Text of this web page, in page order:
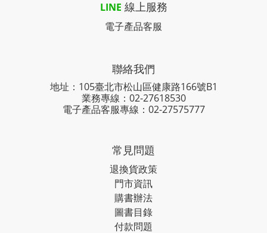
LINE 線上服務
電子產品客服
聯絡我們
地址：105臺北市松山區健康路166號B1
業務專線： 02-27618530
電子產品客服專線：02-27575777
常見問題
退換貨政策
門市資訊
購書辦法
圖書目錄
付款問題